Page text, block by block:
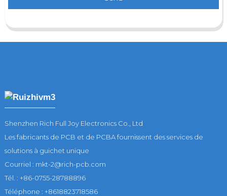
Shenzhen Rich Full Joy Electronics Co., Ltd
Les fabricants de PCB et de PCBA fournissent des services de
solutions à guichet unique
Courriel : mkt-2@rich-pcb.com
Tél. : +86-0755-28788896
Téléphone : +8618823718586